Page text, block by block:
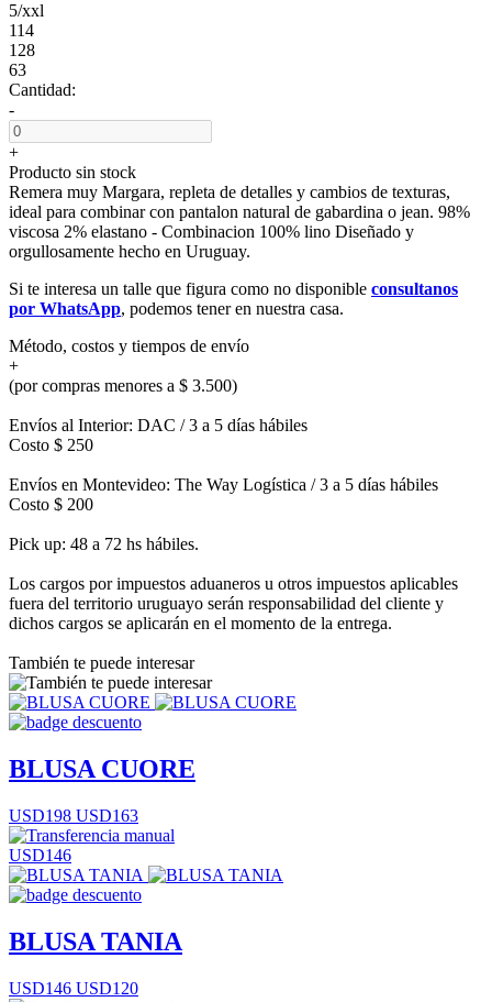
5/xxl
114
128
63
Cantidad:
-
+
Producto sin stock
Remera muy Margara, repleta de detalles y cambios de texturas,
ideal para combinar con pantalon natural de gabardina o jean. 98%
viscosa 2% elastano - Combinacion 100% lino Diseñado y
orgullosamente hecho en Uruguay.
Si te interesa un talle que figura como no disponible consultanos
por WhatsApp, podemos tener en nuestra casa.
Método, costos y tiempos de envío
+
(por compras menores a $ 3.500)
Envíos al Interior: DAC / 3 a 5 días hábiles
Costo $ 250
Envíos en Montevideo: The Way Logística / 3 a 5 días hábiles
Costo $ 200
Pick up: 48 a 72 hs hábiles.
Los cargos por impuestos aduaneros u otros impuestos aplicables
fuera del territorio uruguayo serán responsabilidad del cliente y
dichos cargos se aplicarán en el momento de la entrega.
También te puede interesar
BLUSA CUORE
USD198 USD163
USD146
BLUSA TANIA
USD146 USD120